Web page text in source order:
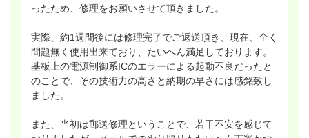
ったため、修理をお願いさせて頂きました。
実際、約1週間後には修理完了でご返送頂き、現在、全く
問題無く使用出来ており、たいへん満足しております。
基板上の電源制御系ICのエラーによる起動不良だったと
のことで、その技術力の高さと納期の早さには感銘致し
ました。
また、当初は郵送修理ということで、若干不安を感じて